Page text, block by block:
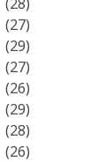
(27)
(29)
(27)
(26)
(29)
(28)
(26)